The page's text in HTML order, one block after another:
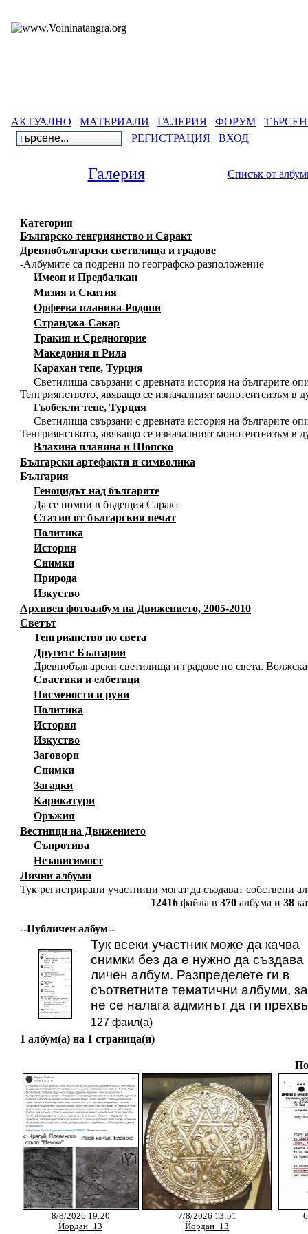
АКТУАЛНО МАТЕРИАЛИ ГАЛЕРИЯ ФОРУМ
РЕГИСТРАЦИЯ
ВХОД
Галерия Списък от
Категория
Българско тенгриянство и Саракт
Древнобългарски светилища и градове
-Албумите са подрени по географско разположение
Имеон и Предбалкан
Мизия и Скития
Орфеева планина-Родопи
Странджа-Сакар
Тракия и Средногорие
Македония и Рила
Карахан тепе, Турция
Светилища свързани с древната история на българите
Тенгриянството, явяващо се изначалният монотеитеизъм в
Гьобекли тепе, Турция
Светилища свързани с древната история на българите
Тенгриянството, явяващо се изначалният монотеитеизъм в
Влахина планина и Шопско
Български артефакти и символика
България
Геноцидът над българите
Да се помни в бъдещия Саракт
Статии от българския печат
Политика
История
Снимки
Природа
Изкуство
Архивен фотоалбум на Движението, 2005-2010
Светът
Тенгрианство по света
Другите Българии
Древнобългарски светилища и градове по света.
Свастики и елбетици
Писмености и руни
Политика
История
Изкуство
Заговори
Снимки
Загадки
Карикатури
Оръжия
Вестници на Движението
Съпротива
Независимост
Лични албуми
Тук регистрирани участници могат да създават собствени
12416файла в 370албума и 38
--Публичен албум--
Тук всеки участник може да качва
снимки без да е нужно да създава
личен албум. Разпределете ги в
съответните тематични албуми,
не се налага админът да ги
127 фаил(а)
1 албум(а) на 1 страница(и)
8/8/2026 19:20
Йордан_13
7/8/2026 13:51
Йордан_13